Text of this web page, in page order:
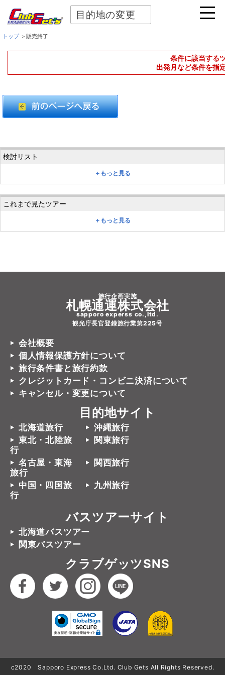
目的地の変更
トップ＞販売終了
条件に該当する
出発月など条件を指
＋もっと見る
＋もっと見る
旅行企画実施
札幌通運株式会社
sapporo experss co.,ltd.
観光庁長官登録旅行業第225号
会社概要
個人情報保護方針について
旅行条件書と旅行約款
クレジットカード・コンビニ決済について
キャンセル・変更について
目的地サイト
北海道旅行
沖縄旅行
東北・北陸旅
行
関東旅行
名古屋・東海
旅行
関西旅行
中国・四国旅
行
九州旅行
バスツアーサイト
北海道バスツアー
関東バスツアー
クラブゲッツSNS
c2020 Sapporo Express Co.Ltd. Club Gets All Rights Reserved.